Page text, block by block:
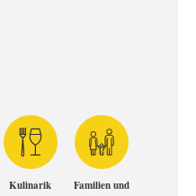
Kulinarik
Familien und